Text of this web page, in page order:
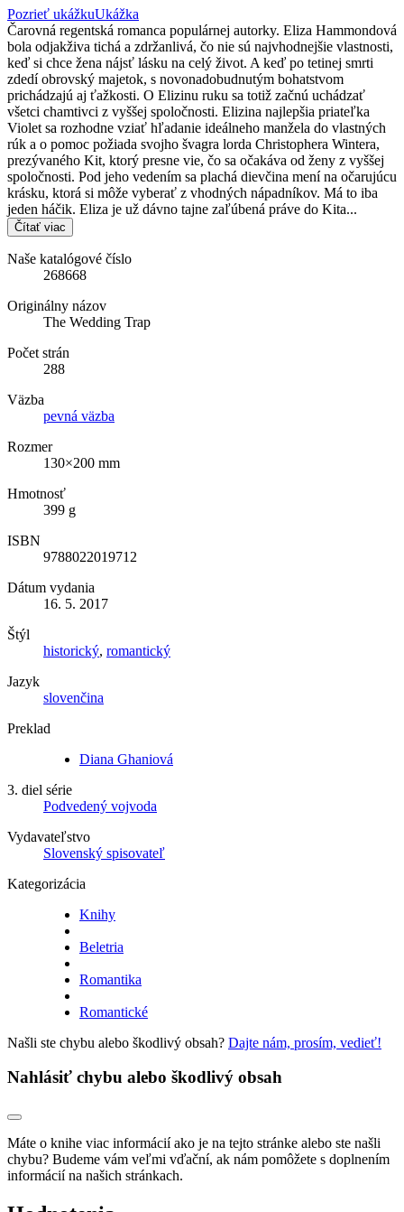
Pozrieť ukážkuUkážka
Čarovná regentská romanca populárnej autorky. Eliza Hammondová
bola odjakživa tichá a zdržanlivá, čo nie sú najvhodnejšie vlastnosti,
keď si chce žena nájsť lásku na celý život. A keď po tetinej smrti
zdedí obrovský majetok, s novonadobudnutým bohatstvom
prichádzajú aj ťažkosti. O Elizinu ruku sa totiž začnú uchádzať
všetci chamtivci z vyššej spoločnosti. Elizina najlepšia priateľka
Violet sa rozhodne vziať hľadanie ideálneho manžela do vlastných
rúk a o pomoc požiada svojho švagra lorda Christophera Wintera,
prezývaného Kit, ktorý presne vie, čo sa očakáva od ženy z vyššej
spoločnosti. Pod jeho vedením sa plachá dievčina mení na očarujúcu
krásku, ktorá si môže vyberať z vhodných nápadníkov. Má to iba
jeden háčik. Eliza je už dávno tajne zaľúbená práve do Kita...
Čítať viac
Naše katalógové číslo
268668
Originálny názov
The Wedding Trap
Počet strán
288
Väzba
pevná väzba
Rozmer
130×200 mm
Hmotnosť
399 g
ISBN
9788022019712
Dátum vydania
16. 5. 2017
Štýl
historický, romantický
Jazyk
slovenčina
Preklad
Diana Ghaniová
3. diel série
Podvedený vojvoda
Vydavateľstvo
Slovenský spisovateľ
Kategorizácia
Knihy
Beletria
Romantika
Romantické
Našli ste chybu alebo škodlivý obsah? Dajte nám, prosím, vedieť!
Nahlásiť chybu alebo škodlivý obsah
Máte o knihe viac informácií ako je na tejto stránke alebo ste našli
chybu? Budeme vám veľmi vďační, ak nám pomôžete s doplnením
informácií na našich stránkach.